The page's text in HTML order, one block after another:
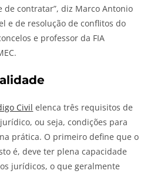
contratar”, diz Marco Antonio
e de resolução de conflitos do
e professor da FIA
Civil elenca três requisitos de
ou seja, condições para
prática. O primeiro define que o
é, deve ter plena capacidade
jurídicos, o que geralmente